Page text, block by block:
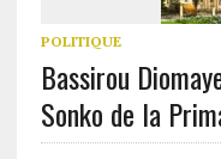
POLITIQUE
Bassirou
Sonko de la